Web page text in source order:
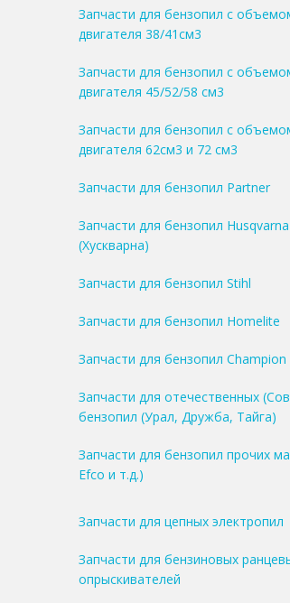
Запчасти для бензопил с
двигателя 38/41см3
Запчасти для бензопил с
двигателя 45/52/58 см3
Запчасти для бензопил с
двигателя 62см3 и 72 см3
Запчасти для бензопил Partner
Запчасти для бензопил Husqvarna
(Хускварна)
Запчасти для бензопил Stihl
Запчасти для бензопил Homelite
Запчасти для бензопил Champion
Запчасти для отечественных
бензопил (Урал, Дружба, Тайга)
Запчасти для бензопил прочих
Efco и т.д.)
Запчасти для цепных электропил
Запчасти для бензиновых
опрыскивателей